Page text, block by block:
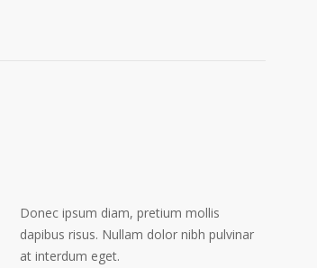
Donec ipsum diam, pretium mollis
dapibus risus. Nullam dolor nibh pulvinar
at interdum eget.